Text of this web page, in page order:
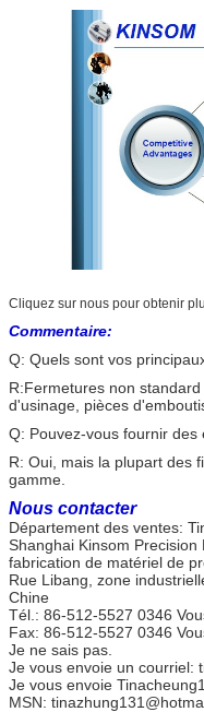
Cliquez sur nous pour obtenir
Commentaire:
Q: Quels sont vos
R:Fermetures non
d'usinage, pièces
Q: Pouvez-vous fournir des
R: Oui, mais la plupart des
gamme.
Nous contacter
Département des ventes:
Shanghai Kinsom
fabrication de matériel de
Rue Libang, zone
Chine
Tél.: 86-512-5527 0346
Fax: 86-512-5527 0346
Je ne sais pas.
Je vous envoie un courriel:
Je vous envoie
MSN: